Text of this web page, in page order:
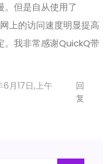
。但是自从使用了
上的访问速度明显提高
。我非常感谢QuickQ带
月17日,上午
回
复